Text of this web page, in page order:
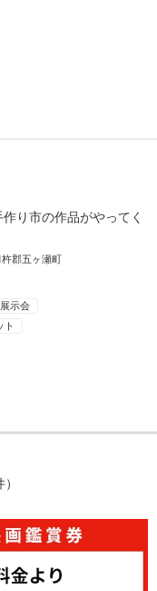
り市の作品がやってく
杵郡五ヶ瀬町
展示会
ト